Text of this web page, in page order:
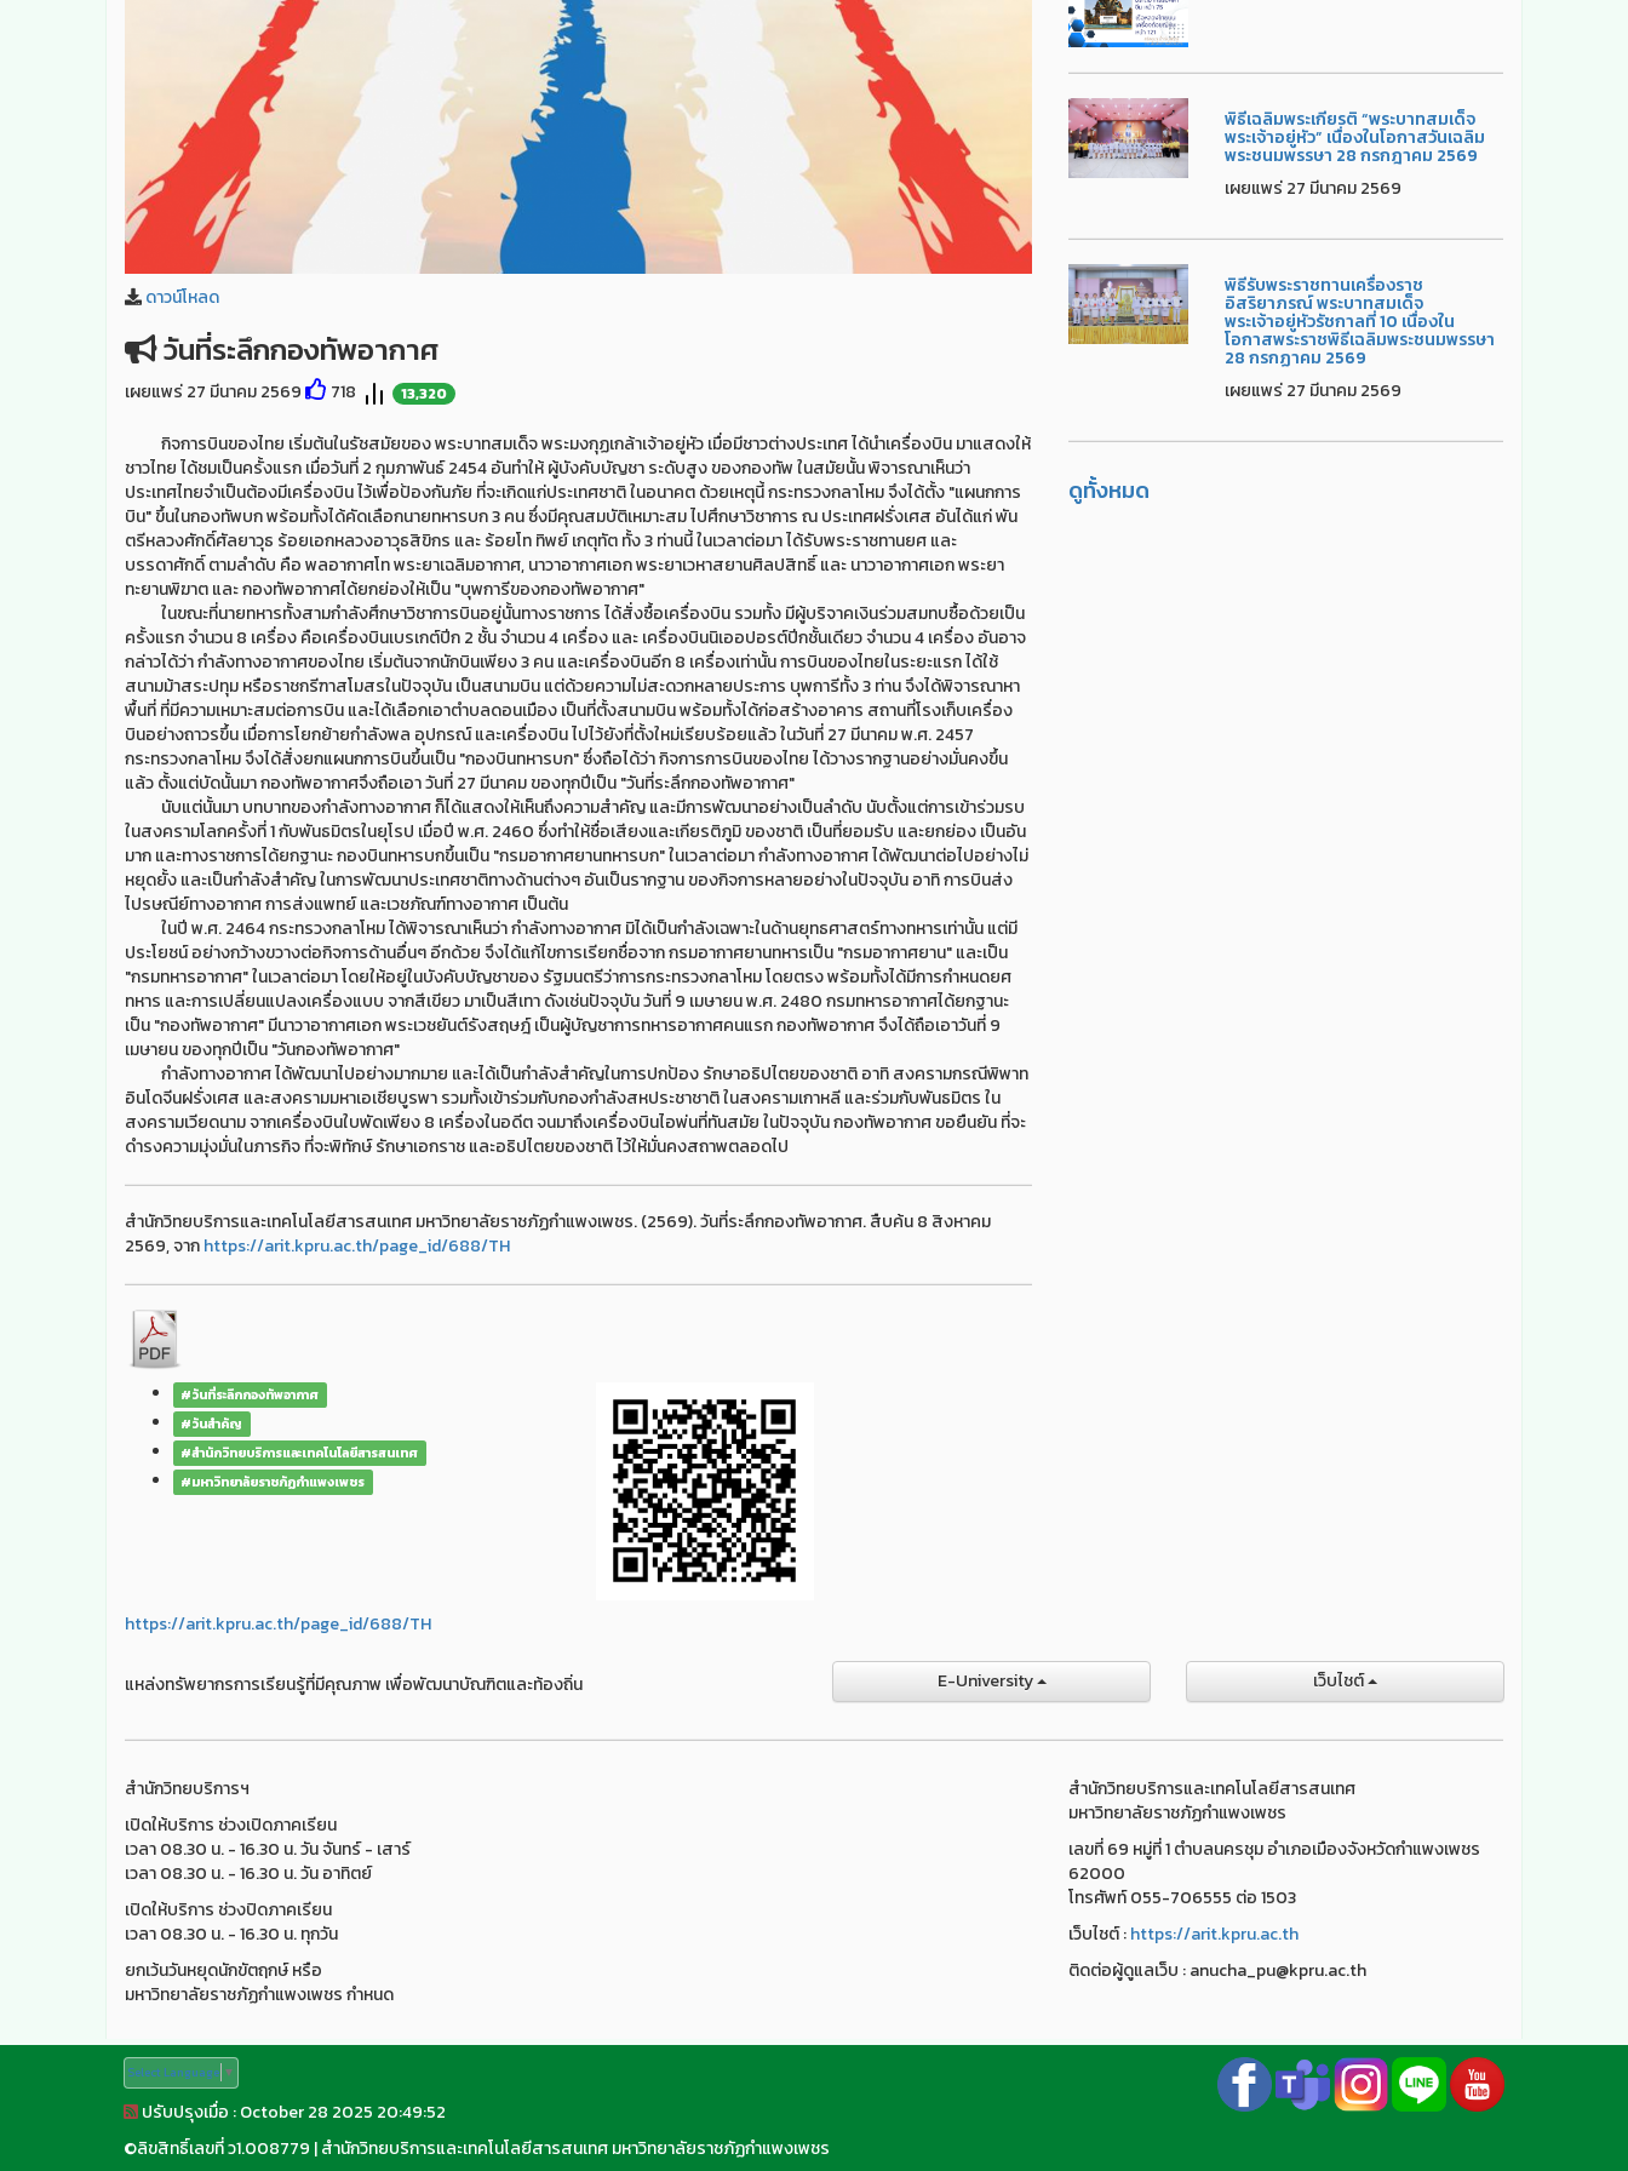
ดาวน์โหลด
วันที่ระลึกกองทัพอากาศ
เผยแพร่ 27 มีนาคม 2569 718 13,320
กิจการบินของไทย เริ่มต้นในรัชสมัยของ พระบาทสมเด็จ พระมงกุฏเกล้าเจ้าอยู่หัว เมื่อมีชาวต่างประเทศ ได้นำเครื่องบิน มาแสดงให้
ชาวไทย ได้ชมเป็นครั้งแรก เมื่อวันที่ 2 กุมภาพันธ์ 2454 อันทำให้ ผู้บังคับบัญชา ระดับสูง ของกองทัพ ในสมัยนั้น พิจารณาเห็นว่า
ประเทศไทยจำเป็นต้องมีเครื่องบิน ไว้เพื่อป้องกันภัย ที่จะเกิดแก่ประเทศชาติ ในอนาคต ด้วยเหตุนี้ กระทรวงกลาโหม จึงได้ตั้ง "แผนกการ
บิน" ขึ้นในกองทัพบก พร้อมทั้งได้คัดเลือกนายทหารบก 3 คน ซึ่งมีคุณสมบัติเหมาะสม ไปศึกษาวิชาการ ณ ประเทศฝรั่งเศส อันได้แก่ พัน
ตรีหลวงศักดิ์ศัลยาวุธ ร้อยเอกหลวงอาวุธสิขิกร และ ร้อยโท ทิพย์ เกตุทัต ทั้ง 3 ท่านนี้ ในเวลาต่อมา ได้รับพระราชทานยศ และ
บรรดาศักดิ์ ตามลำดับ คือ พลอากาศโท พระยาเฉลิมอากาศ, นาวาอากาศเอก พระยาเวหาสยานศิลปสิทธิ์ และ นาวาอากาศเอก พระยา
ทะยานพิฆาต และ กองทัพอากาศได้ยกย่องให้เป็น "บุพการีของกองทัพอากาศ"
ในขณะที่นายทหารทั้งสามกำลังศึกษาวิชาการบินอยู่นั้นทางราชการ ได้สั่งซื้อเครื่องบิน รวมทั้ง มีผู้บริจาคเงินร่วมสมทบซื้อด้วยเป็น
ครั้งแรก จำนวน 8 เครื่อง คือเครื่องบินเบรเกต์ปีก 2 ชั้น จำนวน 4 เครื่อง และ เครื่องบินนิเออปอรต์ปีกชั้นเดียว จำนวน 4 เครื่อง อันอาจ
กล่าวได้ว่า กำลังทางอากาศของไทย เริ่มต้นจากนักบินเพียง 3 คน และเครื่องบินอีก 8 เครื่องเท่านั้น การบินของไทยในระยะแรก ได้ใช้
สนามม้าสระปทุม หรือราชกรีฑาสโมสรในปัจจุบัน เป็นสนามบิน แต่ด้วยความไม่สะดวกหลายประการ บุพการีทั้ง 3 ท่าน จึงได้พิจารณาหา
พื้นที่ ที่มีความเหมาะสมต่อการบิน และได้เลือกเอาตำบลดอนเมือง เป็นที่ตั้งสนามบิน พร้อมทั้งได้ก่อสร้างอาคาร สถานที่โรงเก็บเครื่อง
บินอย่างถาวรขึ้น เมื่อการโยกย้ายกำลังพล อุปกรณ์ และเครื่องบิน ไปไว้ยังที่ตั้งใหม่เรียบร้อยแล้ว ในวันที่ 27 มีนาคม พ.ศ. 2457
กระทรวงกลาโหม จึงได้สั่งยกแผนกการบินขึ้นเป็น "กองบินทหารบก" ซึ่งถือได้ว่า กิจการการบินของไทย ได้วางรากฐานอย่างมั่นคงขึ้น
แล้ว ตั้งแต่บัดนั้นมา กองทัพอากาศจึงถือเอา วันที่ 27 มีนาคม ของทุกปีเป็น "วันที่ระลึกกองทัพอากาศ"
นับแต่นั้นมา บทบาทของกำลังทางอากาศ ก็ได้แสดงให้เห็นถึงความสำคัญ และมีการพัฒนาอย่างเป็นลำดับ นับตั้งแต่การเข้าร่วมรบ
ในสงครามโลกครั้งที่ 1 กับพันธมิตรในยุโรป เมื่อปี พ.ศ. 2460 ซึ่งทำให้ชื่อเสียงและเกียรติภูมิ ของชาติ เป็นที่ยอมรับ และยกย่อง เป็นอัน
มาก และทางราชการได้ยกฐานะ กองบินทหารบกขึ้นเป็น "กรมอากาศยานทหารบก" ในเวลาต่อมา กำลังทางอากาศ ได้พัฒนาต่อไปอย่างไม่
หยุดยั้ง และเป็นกำลังสำคัญ ในการพัฒนาประเทศชาติทางด้านต่างๆ อันเป็นรากฐาน ของกิจการหลายอย่างในปัจจุบัน อาทิ การบินส่ง
ไปรษณีย์ทางอากาศ การส่งแพทย์ และเวชภัณฑ์ทางอากาศ เป็นต้น
ในปี พ.ศ. 2464 กระทรวงกลาโหม ได้พิจารณาเห็นว่า กำลังทางอากาศ มิได้เป็นกำลังเฉพาะในด้านยุทธศาสตร์ทางทหารเท่านั้น แต่มี
ประโยชน์ อย่างกว้างขวางต่อกิจการด้านอื่นๆ อีกด้วย จึงได้แก้ไขการเรียกชื่อจาก กรมอากาศยานทหารเป็น "กรมอากาศยาน" และเป็น
"กรมทหารอากาศ" ในเวลาต่อมา โดยให้อยู่ในบังคับบัญชาของ รัฐมนตรีว่าการกระทรวงกลาโหม โดยตรง พร้อมทั้งได้มีการกำหนดยศ
ทหาร และการเปลี่ยนแปลงเครื่องแบบ จากสีเขียว มาเป็นสีเทา ดังเช่นปัจจุบัน วันที่ 9 เมษายน พ.ศ. 2480 กรมทหารอากาศได้ยกฐานะ
เป็น "กองทัพอากาศ" มีนาวาอากาศเอก พระเวชยันต์รังสฤษฎ์ เป็นผู้บัญชาการทหารอากาศคนแรก กองทัพอากาศ จึงได้ถือเอาวันที่ 9
เมษายน ของทุกปีเป็น "วันกองทัพอากาศ"
กำลังทางอากาศ ได้พัฒนาไปอย่างมากมาย และได้เป็นกำลังสำคัญในการปกป้อง รักษาอธิปไตยของชาติ อาทิ สงครามกรณีพิพาท
อินโดจีนฝรั่งเศส และสงครามมหาเอเชียบูรพา รวมทั้งเข้าร่วมกับกองกำลังสหประชาชาติ ในสงครามเกาหลี และร่วมกับพันธมิตร ใน
สงครามเวียดนาม จากเครื่องบินใบพัดเพียง 8 เครื่องในอดีต จนมาถึงเครื่องบินไอพ่นที่ทันสมัย ในปัจจุบัน กองทัพอากาศ ขอยืนยัน ที่จะ
ดำรงความมุ่งมั่นในภารกิจ ที่จะพิทักษ์ รักษาเอกราช และอธิปไตยของชาติ ไว้ให้มั่นคงสถาพตลอดไป
สำนักวิทยบริการและเทคโนโลยีสารสนเทศ มหาวิทยาลัยราชภัฏกำแพงเพชร. (2569). วันที่ระลึกกองทัพอากาศ. สืบค้น 8 สิงหาคม
2569, จากhttps://arit.kpru.ac.th/page_id/688/TH
#วันที่ระลึกกองทัพอากาศ
#วันสำคัญ
#สำนักวิทยบริการและเทคโนโลยีสารสนเทศ
#มหาวิทยาลัยราชภัฏกำแพงเพชร
https://arit.kpru.ac.th/page_id/688/TH
พิธีเฉลิมพระเกียรติ “พระบาทสมเด็จ
พระเจ้าอยู่หัว” เนื่องในโอกาสวันเฉลิม
พระชนมพรรษา 28 กรกฎาคม 2569
เผยแพร่ 27 มีนาคม 2569
พิธีรับพระราชทานเครื่องราช
อิสริยาภรณ์ พระบาทสมเด็จ
พระเจ้าอยู่หัวรัชกาลที่ 10 เนื่องใน
โอกาสพระราชพิธีเฉลิมพระชนมพรรษา
28 กรกฏาคม 2569
เผยแพร่ 27 มีนาคม 2569
ดูทั้งหมด
แหล่งทรัพยากรการเรียนรู้ที่มีคุณภาพ เพื่อพัฒนาบัณฑิตและท้องถิ่น E-University เว็บไชต์
สำนักวิทยบริการฯ
เปิดให้บริการ ช่วงเปิดภาคเรียน
เวลา 08.30 น. - 16.30 น. วัน จันทร์ - เสาร์
เวลา 08.30 น. - 16.30 น. วัน อาทิตย์
เปิดให้บริการ ช่วงปิดภาคเรียน
เวลา 08.30 น. - 16.30 น. ทุกวัน
ยกเว้นวันหยุดนักขัตฤกษ์ หรือ
มหาวิทยาลัยราชภัฏกำแพงเพชร กำหนด
สำนักวิทยบริการและเทคโนโลยีสารสนเทศ
มหาวิทยาลัยราชภัฏกำแพงเพชร
เลขที่ 69 หมู่ที่ 1 ตำบลนครชุม อำเภอเมืองจังหวัดกำแพงเพชร
62000
โทรศัพท์ 055-706555 ต่อ 1503
เว็บไชต์ :https://arit.kpru.ac.th
ติดต่อผู้ดูแลเว็บ : anucha_pu@kpru.ac.th
Select Language ▼
ปรับปรุงเมื่อ : October 28 2025 20:49:52
©ลิขสิทธิ์เลขที่ ว1.008779 |สำนักวิทยบริการและเทคโนโลยีสารสนเทศ มหาวิทยาลัยราชภัฏกำแพงเพชร